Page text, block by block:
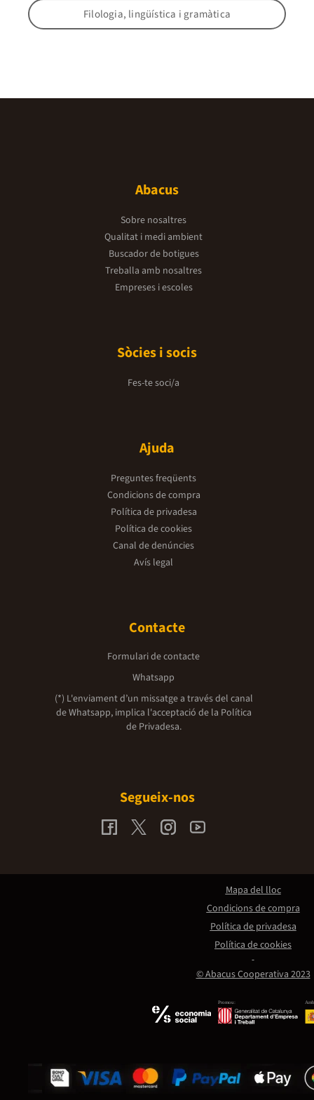
Filologia, lingüística i gramàtica
Abacus
Sobre nosaltres
Qualitat i medi ambient
Buscador de botigues
Treballa amb nosaltres
Empreses i escoles
Sòcies i socis
Fes-te soci/a
Ajuda
Preguntes freqüents
Condicions de compra
Política de privadesa
Política de cookies
Canal de denúncies
Avís legal
Contacte
Formulari de contacte
Whatsapp
(*) L'enviament d’un missatge a través del canal
de Whatsapp, implica l'acceptació de la Política
de Privadesa.
Segueix-nos
Promou:
© Abacus Cooperativa 2023
Mapa del lloc
Condicions de compra
Política de privadesa
Política de cookies